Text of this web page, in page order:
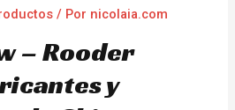
/ Por nicolaia.com
– Rooder
y